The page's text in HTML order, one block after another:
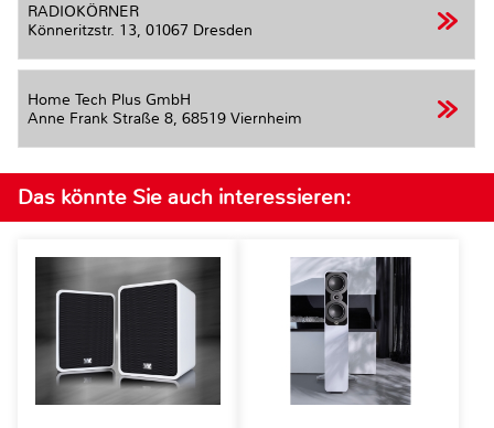
RADIOKÖRNER
Könneritzstr. 13, 01067 Dresden
Home Tech Plus GmbH
Anne Frank Straße 8, 68519 Viernheim
Das könnte Sie auch interessieren: